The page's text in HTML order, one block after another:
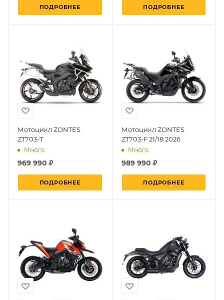
ПОДРОБНЕЕ ПОДРОБНЕЕ
Мотоцикл ZONTES
ZT703-T
Много
969 990 ₽
ПОДРОБНЕЕ
Мотоцикл ZONTES
ZT703-F 21/18 2026
Много
989 990 ₽
ПОДРОБНЕЕ